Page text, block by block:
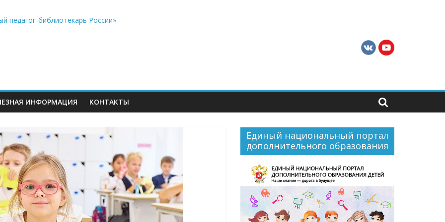
путешествию по звёздному небу
педагог-библиотекарь России»
особый статус учителей, дополнительные возможности для их профессиональной и социальной
ИНФОРМАЦИЯ КОНТАКТЫ
Единый национальный портал
дополнительного образования